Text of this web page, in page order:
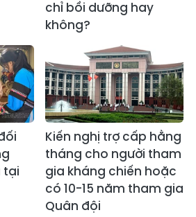
chỉ bồi dưỡng hay
không?
tại
Kiến nghị trợ cấp hằng
tháng cho người tham
gia kháng chiến hoặc
có 10-15 năm tham gia
Quân đội